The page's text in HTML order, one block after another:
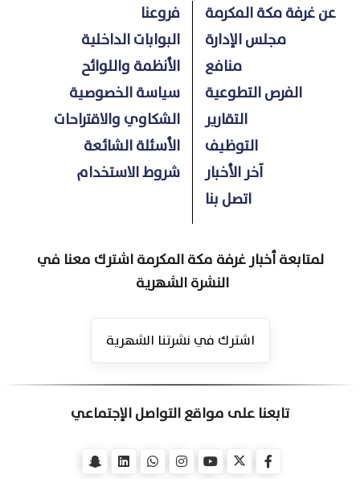
عن غرفة مكة المكرمة
مجلس الإدارة
منافع
الفرص التطوعية
التقارير
التوظيف
آخر الأخبار
اتصل بنا
فروعنا
البوابات الداخلية
الأنظمة واللوائح
سياسة الخصوصية
الشكاوي والاقتراحات
الأسئلة الشائعة
شروط الاستخدام
لمتابعة أخبار غرفة مكة المكرمة اشترك معنا في
النشرة الشهرية
اشترك في نشرتنا الشهرية
تابعنا على مواقع التواصل الإجتماعي